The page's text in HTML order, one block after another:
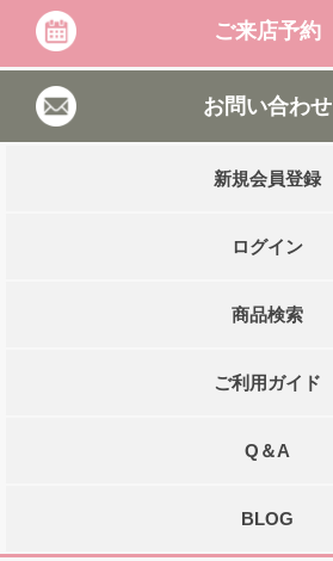
ご来店予約
お問い合わせ
新規会員登録
ログイン
商品検索
ご利用ガイド
Q＆A
BLOG